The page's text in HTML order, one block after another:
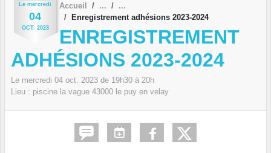
Le mercredi
04
OCT. 2023
Accueil
Enregistrement adhésions 2023-2024
ENREGISTREMENT
ADHÉSIONS 2023-2024
Le mercredi 04 oct. 2023 de 19h30 à 20h
Lieu : piscine la vague 43000 le puy en velay